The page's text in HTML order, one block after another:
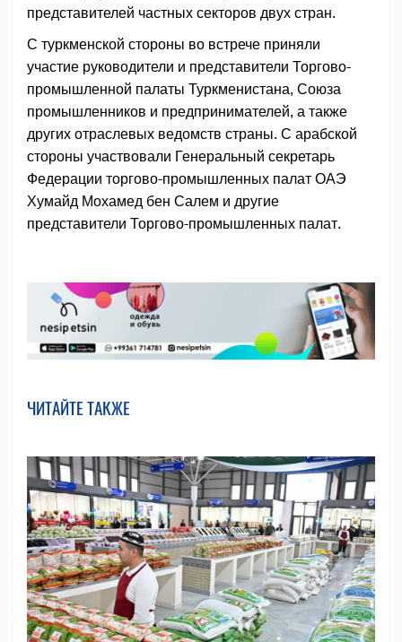
представителей частных секторов двух стран.
С туркменской стороны во встрече приняли
участие руководители и представители Торгово-
промышленной палаты Туркменистана, Союза
промышленников и предпринимателей, а также
других отраслевых ведомств страны. С арабской
стороны участвовали Генеральный секретарь
Федерации торгово-промышленных палат ОАЭ
Хумайд Мохамед бен Салем и другие
представители Торгово-промышленных палат.
ЧИТАЙТЕ ТАКЖЕ